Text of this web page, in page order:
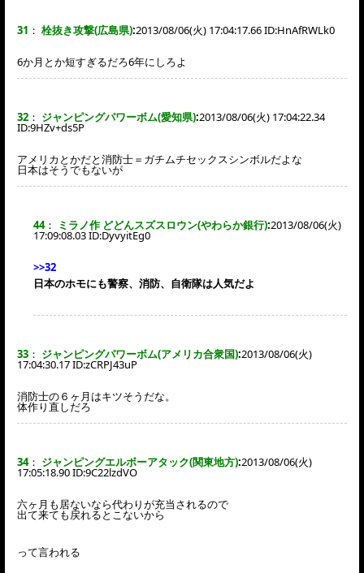
31 ： 栓抜き攻撃(広島県):2013/08/06(火) 17:04:17.66 ID:HnAfRWLk0
6か月とか短すぎるだろ6年にしろよ
32 ： ジャンピングパワーボム(愛知県):2013/08/06(火) 17:04:22.34
ID:9HZv+ds5P
アメリカとかだと消防士＝ガチムチセックスシンボルだよな
日本はそうでもないが
44： ミラノ作 どどんスズスロウン(やわらか銀行):2013/08/06(火)
17:09:08.03 ID:DyvyitEg0
>>32
日本のホモにも警察、消防、自衛隊は人気だよ
33 ： ジャンピングパワーボム(アメリカ合衆国):2013/08/06(火)
17:04:30.17 ID:zCRPJ43uP
消防士の６ヶ月はキツそうだな。
体作り直しだろ
34： ジャンピングエルボーアタック(関東地方):2013/08/06(火)
17:05:18.90 ID:9C22lzdVO
六ヶ月も居ないなら代わりが充当されるので
出て来ても戻れるとこないから
って言われる